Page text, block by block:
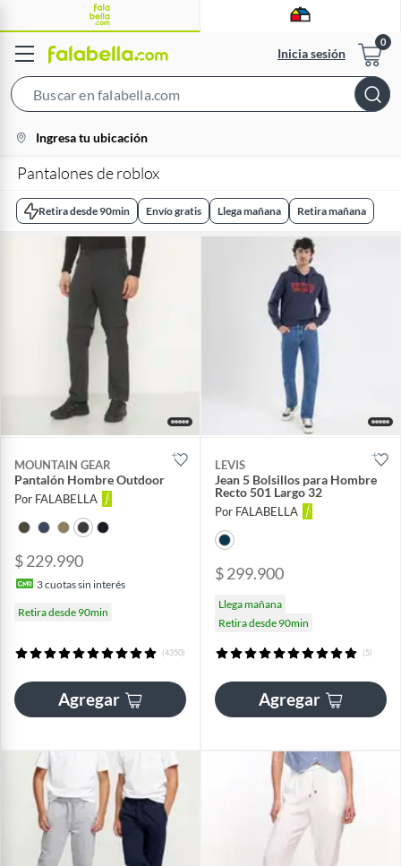
Inicia sesión
Bar
location-
icon
Ingresa tu ubicación
Pantalones de roblox
Retira desde 90min Envío gratis Llega mañana Retira mañana
MOUNTAIN GEAR
Pantalón Hombre Outdoor
Por FALABELLA
$ 229.990
3cuotas sin interés
Retira desde 90min
(4350)
Agregar
LEVIS
Jean 5 Bolsillos para Hombre
Recto 501 Largo 32
Por FALABELLA
$ 299.900
Llega mañana
Retira desde 90min
(5)
Agregar